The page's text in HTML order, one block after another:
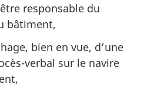
responsable du
bâtiment,
bien en vue, d’une
verbal sur le navire